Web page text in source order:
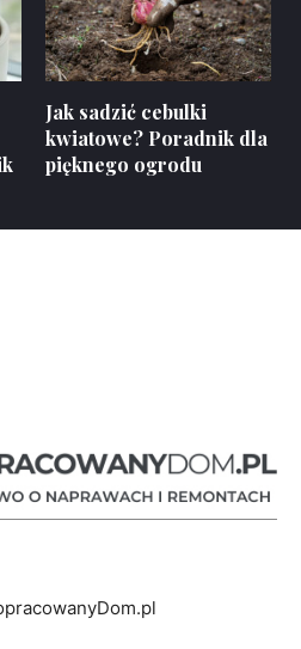
Jak sadzić cebulki
kwiatowe? Poradnik dla
pięknego ogrodu